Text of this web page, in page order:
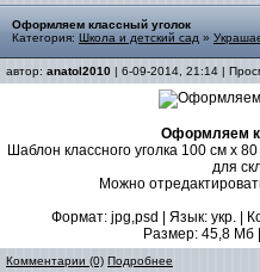
Оформляем классный уголок
Категория: Школа и детский сад »
автор: anatol2010 | 6-09-2014, 21:14 |
Оформляем
Шаблон классного уголка 100 см х
для
Можно
Формат: jpg,psd | Язык: укр. |
Размер: 45,8 Мб
Комментарии (0) Подробнее